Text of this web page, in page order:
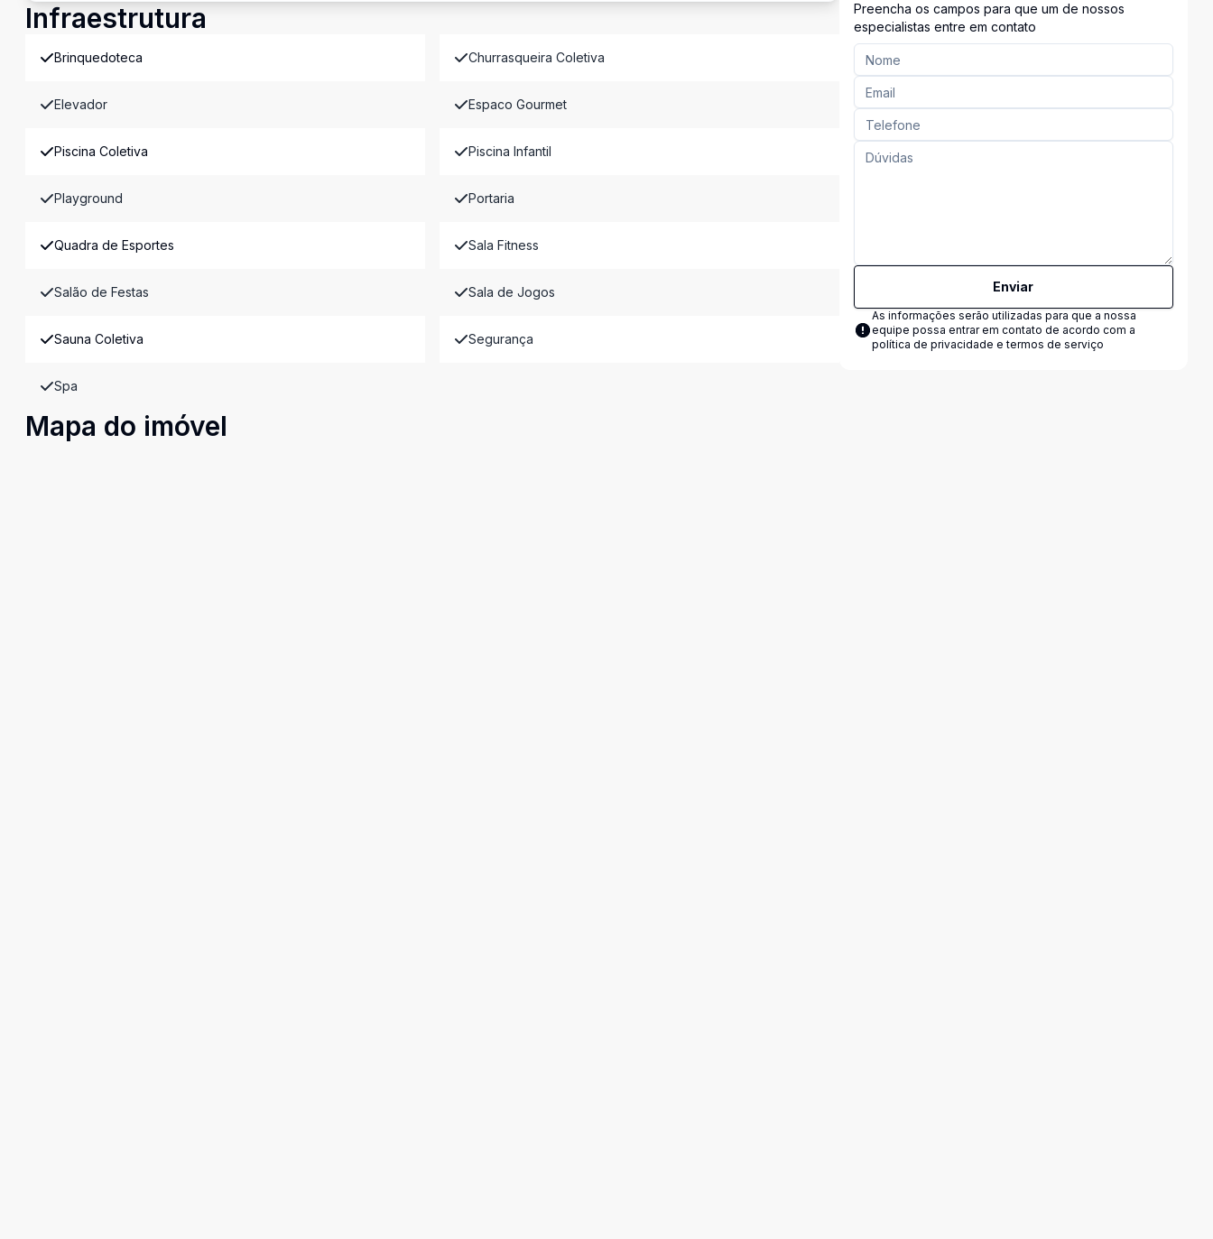
Infraestrutura
Brinquedoteca Churrasqueira Coletiva
Elevador Espaco Gourmet
Piscina Coletiva Piscina Infantil
Playground Portaria
Quadra de Esportes Sala Fitness
Salão de Festas Sala de Jogos
Sauna Coletiva Segurança
Spa
Mapa do imóvel
Preencha os campos para que um de nossos
especialistas entre em contato
Enviar
As informações serão utilizadas para que a nossa
equipe possa entrar em contato de acordo com a
política de privacidade e termos de serviço